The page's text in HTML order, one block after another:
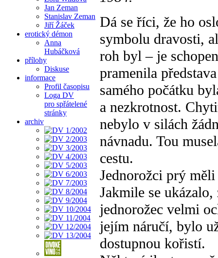
Jan Zeman
Stanislav Zeman
Jiří Žáček
erotický démon
Anna
Hubáčková
přílohy
Diskuse
informace
Profil časopisu
Loga DV
pro spřátelené
stránky
archiv
Dá se říci, že ho
symbolu dravosti,
roh byl – je
pramenila
samého počátku
a nezkrotnost.
nebylo v silách
návnadu. Tou
cestu.
Jednorožci prý
Jakmile se
jednorožec velmi
jejím náručí, bylo
dostupnou kořistí.